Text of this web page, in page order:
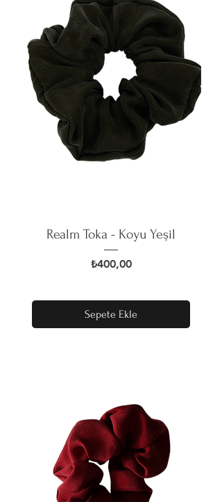
Realm Toka - Koyu Yeşil
Fiyat
₺400,00
Sepete Ekle